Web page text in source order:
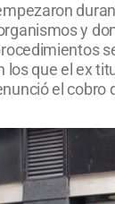
y
los que el ex
el cobro